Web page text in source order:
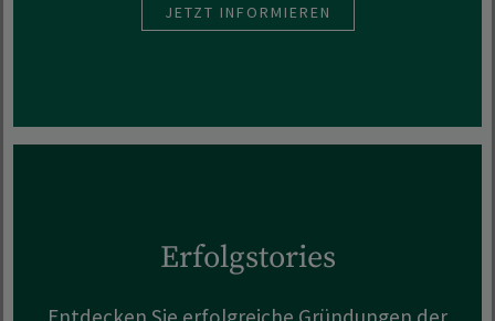
JETZT INFORMIEREN
Erfolgstories